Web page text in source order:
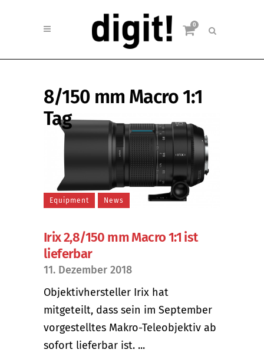
0
8/150 mm Macro 1:1
Tag
Equipment News
Irix 2,8/150 mm Macro 1:1 ist
lieferbar
11. Dezember 2018
Objektivhersteller Irix hat
mitgeteilt, dass sein im September
vorgestelltes Makro-Teleobjektiv ab
sofort lieferbar ist. ...